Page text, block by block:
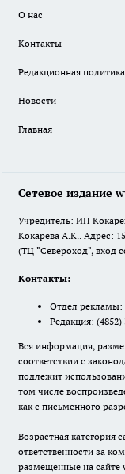
О нас
Контакты
Редакционная политика
Новости
Главная
Сетевое издание
Учредитель: ИП
Кокарева А.К.. Адрес:
(ТЦ "Североход", вход
Контакты:
Отдел рекламы:
Редакция: (4852)
Вся информация,
соответствии с
подлежит
том числе
как с письменного
Возрастная категория
ответственности за
размещенные на сайте